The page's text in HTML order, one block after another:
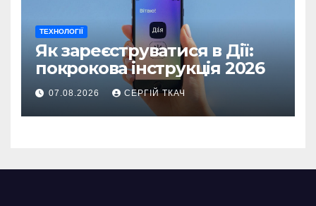
ТЕХНОЛОГІЇ
Як зареєструватися в Дії:
покрокова інструкція 2026
07.08.2026 СЕРГІЙ ТКАЧ